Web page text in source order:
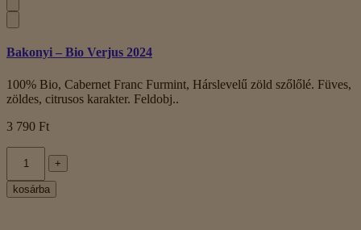
Bakonyi – Bio Verjus 2024
100% Bio, Cabernet Franc Furmint, Hárslevelű zöld szőlőlé. Füves,
zöldes, citrusos karakter. Feldobj..
3 790 Ft
+
kosárba